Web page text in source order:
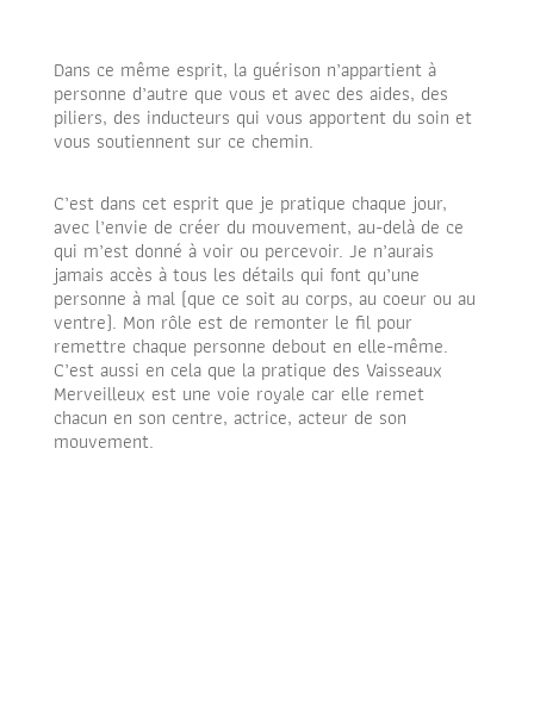
Dans ce même esprit, la guérison n’appartient à
personne d’autre que vous et avec des aides, des
piliers, des inducteurs qui vous apportent du soin et
vous soutiennent sur ce chemin.
C’est dans cet esprit que je pratique chaque jour,
avec l’envie de créer du mouvement, au-delà de ce
qui m’est donné à voir ou percevoir. Je n’aurais
jamais accès à tous les détails qui font qu’une
personne à mal (que ce soit au corps, au coeur ou au
ventre). Mon rôle est de remonter le fil pour
remettre chaque personne debout en elle-même.
C’est aussi en cela que la pratique des Vaisseaux
Merveilleux est une voie royale car elle remet
chacun en son centre, actrice, acteur de son
mouvement.